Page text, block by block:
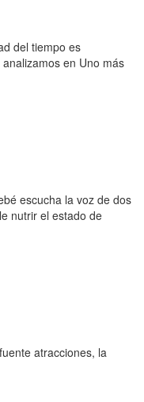
del tiempo es
en Uno más
escucha la voz de dos
nutrir el estado de
atracciones, la